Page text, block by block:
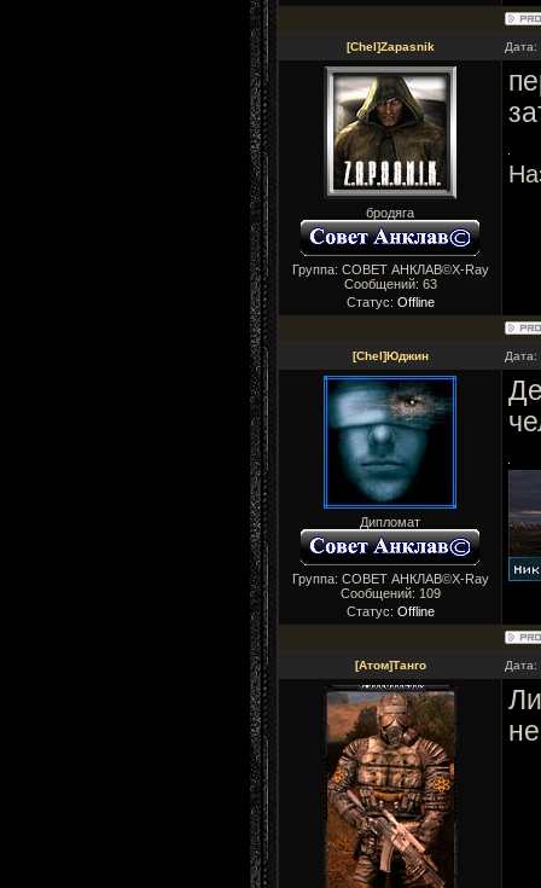
[Chel]Zapasnik
бродяга
Группа: СОВЕТ АНКЛАВ©X-Ray
Сообщений: 63
Статус: Offline
[Chel]Юджин
Дипломат
Группа: СОВЕТ АНКЛАВ©X-Ray
Сообщений: 109
Статус: Offline
[Атом]Танго Дата: